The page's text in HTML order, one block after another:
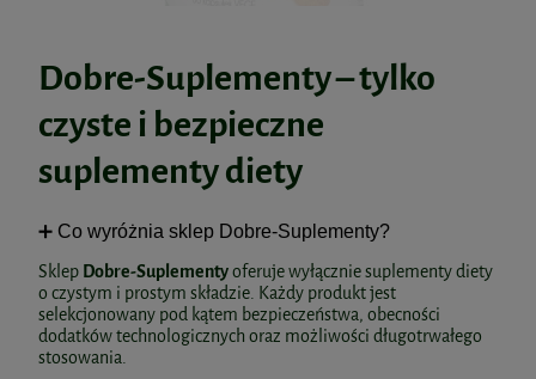
39,90 zł
do koszyka
Rutina C MAX 120kaps. Wish
Curcumin 3 PLUS z piperyna 500 mg/1 mg
x 60 VEGE kaps. Aliness
64,90 zł
do koszyka
Dobre-Suplementy – tylko
czyste i bezpieczne
suplementy diety
➕ Co wyróżnia sklep Dobre-Suplementy?
Sklep Dobre-Suplementyoferuje wyłącznie suplementy diety
o czystym i prostym składzie. Każdy produkt jest
selekcjonowany pod kątem bezpieczeństwa, obecności
dodatków technologicznych oraz możliwości długotrwałego
stosowania.